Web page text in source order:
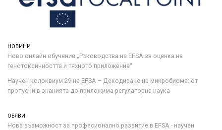
НОВИНИ
Ново онлайн обучение „Ръководства на ЕFSA за оценка на
генотоксичността и тяхното приложение“
Научен колоквиум 29 на EFSA – Декодиране на микробиома: от
пропуски в знанията до приложима регулаторна наука
ОБЯВИ
Нова възможност за професионално развитие в EFSA - научен